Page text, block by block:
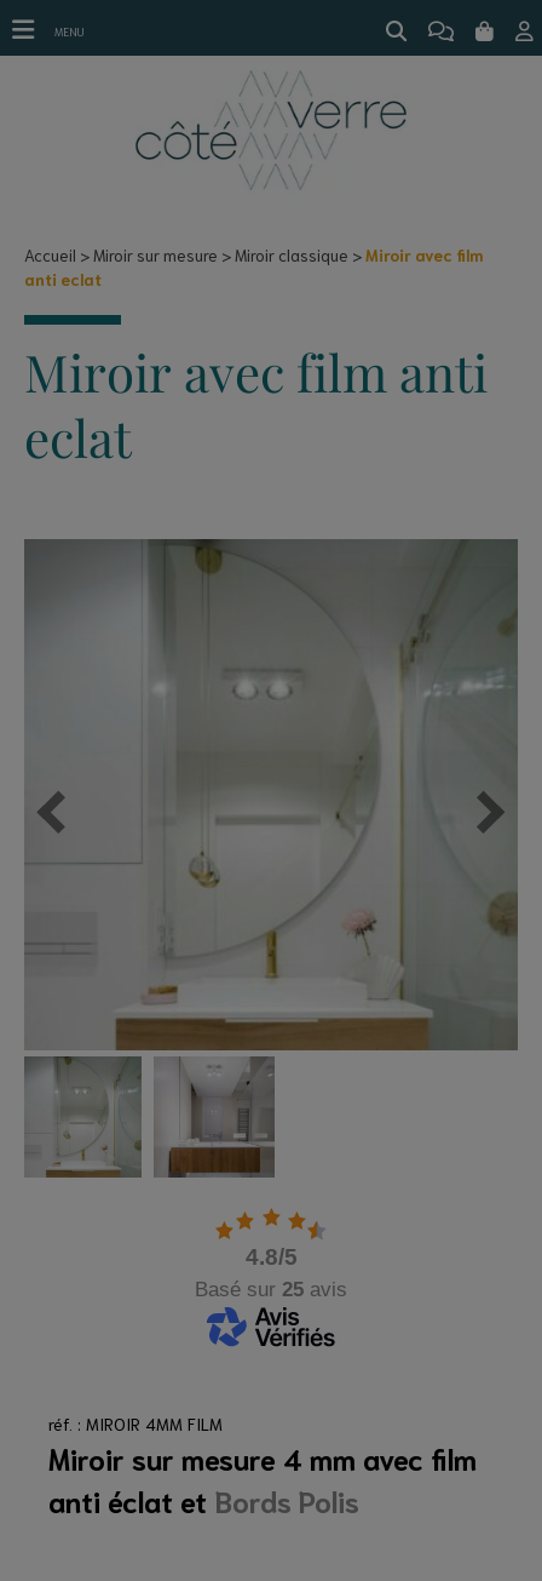
Accueil Miroir sur mesure Miroir classique
Miroir avec film
anti eclat
Miroir avec film anti
eclat
4.8/5
Basé sur 25 avis
réf. : MIROIR 4MM FILM
Miroir sur mesure 4 mm avec film
anti éclat et Bords Polis
MENU